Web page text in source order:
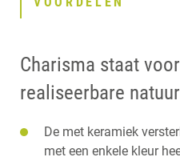
Charisma staat
realiseerbare
De met keramiek
met een enkele kleur